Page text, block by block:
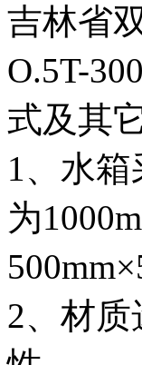
吉林省
O.5T-
式及其
1、水
为
2、材质